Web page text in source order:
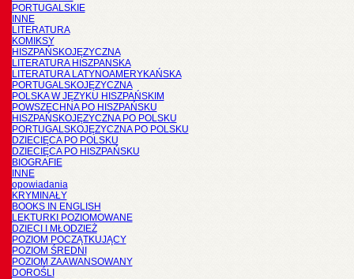
PORTUGALSKIE
INNE
LITERATURA
KOMIKSY
HISZPAŃSKOJĘZYCZNA
LITERATURA HISZPANSKA
LITERATURA LATYNOAMERYKAŃSKA
PORTUGALSKOJĘZYCZNA
POLSKA W JĘZYKU HISZPAŃSKIM
POWSZECHNA PO HISZPAŃSKU
HISZPAŃSKOJĘZYCZNA PO POLSKU
PORTUGALSKOJĘZYCZNA PO POLSKU
DZIECIĘCA PO POLSKU
DZIECIĘCA PO HISZPAŃSKU
BIOGRAFIE
INNE
opowiadania
KRYMINAŁY
BOOKS IN ENGLISH
LEKTURKI POZIOMOWANE
DZIECI I MŁODZIEŻ
POZIOM POCZĄTKUJĄCY
POZIOM ŚREDNI
POZIOM ZAAWANSOWANY
DOROŚLI